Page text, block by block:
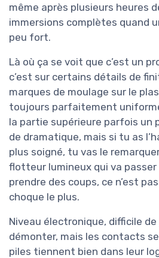
même après plusieurs heures
immersions complètes quand
peu fort.
Là où ça se voit que c’est un
c’est sur certains détails de
marques de moulage sur le
toujours parfaitement
la partie supérieure parfois un
de dramatique, mais si tu as
plus soigné, tu vas le
flotteur lumineux qui va passer
prendre des coups, ce n’est
choque le plus.
Niveau électronique, difficile
démonter, mais les contacts
piles tiennent bien dans leur